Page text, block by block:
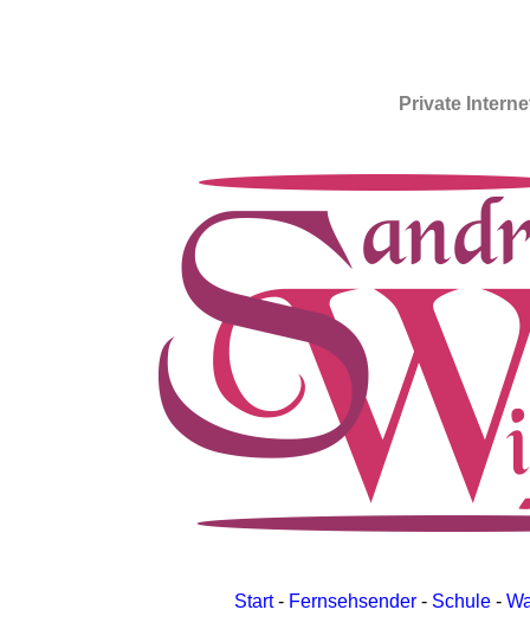
Private
Start- Fernsehsender- Schule-